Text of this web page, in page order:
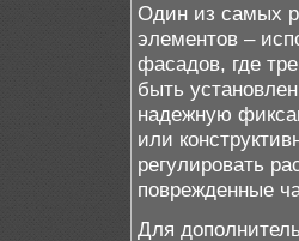
Один из самых
элементов –
фасадов, где
быть
надежную
или
регулировать
поврежденные
Для